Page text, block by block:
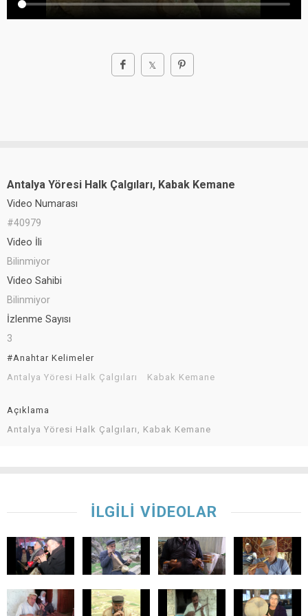
Antalya Yöresi Halk Çalgıları, Kabak Kemane
Video Numarası
#40979
Video İli
Bilinmiyor
Video Sahibi
Bilinmiyor
İzlenme Sayısı
3
#Anahtar Kelimeler
Antalya Yöresi Halk Çalgıları
Kabak Kemane
Açıklama
Antalya Yöresi Halk Çalgıları, Kabak Kemane
İLGİLİ VİDEOLAR